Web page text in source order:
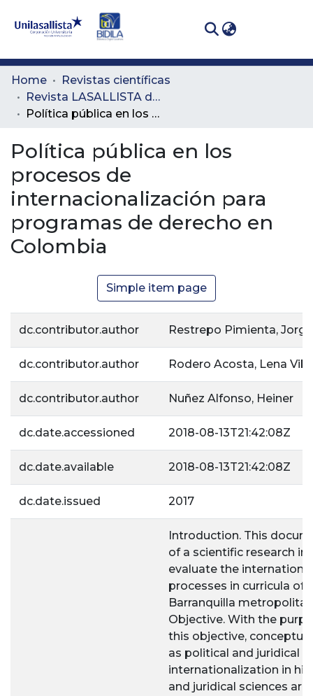
Communities
& Collections
All of DSpace
Statistics
Home
Revistas científicas
Revista LASALLISTA de Investigación
Política pública en los procesos de internacionalización para programas de derecho en Colombia
Política pública en los
procesos de
internacionalización para
programas de derecho en
Colombia
Simple item page
dc.contributor.author Restrepo Pimienta,
dc.contributor.author Rodero Acosta, Lena
dc.contributor.author Nuñez Alfonso, Heiner
dc.date.accessioned 2018-08-13T21:42:08Z
dc.date.available 2018-08-13T21:42:08Z
dc.date.issued 2017
Introduction. This
of a scientific research
evaluate the
processes in curricula of
Barranquilla
Objective. With the
this objective,
as political and juridical
internationalization in
and juridical sciences are